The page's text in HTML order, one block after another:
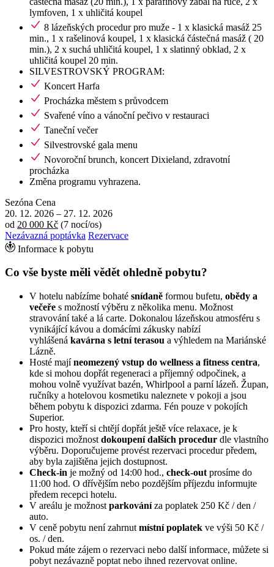
lymfoven, 1 x uhličitá koupel
8 lázeňských procedur pro muže - 1 x klasická masáž 25
min., 1 x rašelinová koupel, 1 x klasická částečná masáž ( 20
min.), 2 x suchá uhličitá koupel, 1 x slatinný obklad, 2 x
uhličitá koupel 20 min.
SILVESTROVSKÝ PROGRAM:
Koncert Harfa
Procházka městem s průvodcem
Svařené víno a vánoční pečivo v restauraci
Taneční večer
Silvestrovské gala menu
Novoroční brunch, koncert Dixieland, zdravotní
procházka
Změna programu vyhrazena.
Sezóna Cena
20. 12. 2026 – 27. 12. 2026
od 20 000 Kč (7 nocí/os)
Nezávazná poptávka Rezervace
Informace k pobytu
Co vše byste měli vědět ohledně pobytu?
V hotelu nabízíme bohaté snídaně formou bufetu, obědy a
večeře s možností výběru z několika menu. Možnost
stravování také a lá carte. Dokonalou lázeňskou atmosféru s
vynikájící kávou a domácími zákusky nabízí
vyhlášená kavárna s letní terasou a výhledem na Mariánské
Lázně.
Hosté majíneomezený vstup do wellness a fitness centra,
kde si mohou dopřát regeneraci a příjemný odpočinek, a
mohou volně využívat bazén, Whirlpool a parní lázeň. Župan,
ručníky a hotelovou kosmetiku naleznete v pokoji a jsou
během pobytu k dispozici zdarma. Fén pouze v pokojích
Superior.
Pro hosty, kteří si chtějí dopřát ještě více relaxace, je k
dispozici možnost dokoupení dalších procedur dle vlastního
výběru. Doporučujeme provést rezervaci procedur předem,
aby byla zajištěna jejich dostupnost.
Check-in je možný od 14:00 hod., check-out prosíme do
11:00 hod. O dřívějším nebo pozdějším příjezdu informujte
předem recepci hotelu.
V areálu je možnost parkováníza poplatek 250 Kč / den /
auto.
V ceně pobytu není zahrnut místní poplatek ve výši 50 Kč /
os. / den.
Pokud máte zájem o rezervaci nebo další informace, můžete si
pobyt nezávazně poptat nebo ihned rezervovat online.